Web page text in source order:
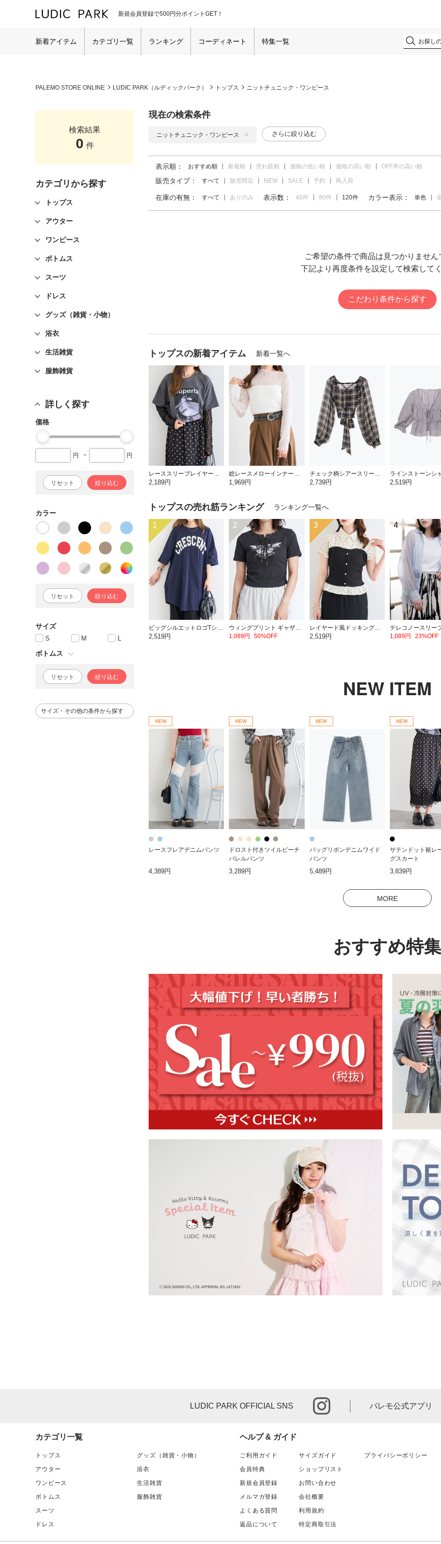
新規会員登録で500円分ポイントGET！
新着アイテム カテゴリ一覧 ランキング コーディネート 特集一覧
PALEMO STORE ONLINE LUDIC PARK（ルディックパーク） トップス ニットチュニック・ワンピース
検索結果
0 件
カテゴリから探す
トップス
アウター
ワンピース
ボトムス
スーツ
ドレス
グッズ（雑貨・小物）
浴衣
生活雑貨
服飾雑貨
詳しく探す
価格
円 ~ 円
リセット 絞り込む
カラー
リセット 絞り込む
サイズ
S M L
ボトムス
リセット 絞り込む
サイズ・その他の条件から探す
現在の検索条件
ニットチュニック・ワンピース さらに絞り込む
表示順： おすすめ順 新着順 売れ筋順 価格の低い順 価格の高い順 OFF率の高い順
販売タイプ： すべて 販売間近 NEW SALE 予約 再入荷
在庫の有無： すべて ありのみ 表示数： 40件 80件 120件 カラー表示： 単色
ご希望の条件で商品は見つかりません
下記より再度条件を設定して検索して
こだわり条件から探す
トップスの新着アイテム 新着一覧へ
レーススリーブレイヤードフォトTシャツ
2,189円
総レースメローインナートップス
1,969円
チェック柄シアースリーブバックリボンブラウス
2,739円 2,519円
トップスの売れ筋ランキング ランキング一覧へ
1
ビッグシルエットロゴTシャツ
2,519円
2
ウィングプリント ギャザーレースアップトップス
1,089円
50%OFF
3
レイヤード風ドッキングシャツ
2,519円
4
1,089円 23%OFF
NEW ITEM
NEW
レースフレアデニムパンツ
4,389円
NEW
ドロスト付きツイルピーチ
バレルパンツ
3,289円
NEW
バッグリボンデニムワイド
パンツ
5,489円
NEW
サテンドット裾レ
グスカート
3,839円
MORE
おすすめ特集
LUDIC PARK OFFICIAL SNS
instagram
パレモ公式アプリ
カテゴリ一覧
トップス
アウター
ワンピース
ボトムス
スーツ
ドレス
グッズ（雑貨・小物）
浴衣
生活雑貨
服飾雑貨
ヘルプ & ガイド
ご利用ガイド
会員特典
新規会員登録
メルマガ登録
よくある質問
返品について
サイズガイド
ショップリスト
お問い合わせ
会社概要
利用規約
特定商取引法
プライバシーポリシー